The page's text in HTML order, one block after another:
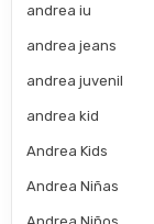
andrea iu
andrea jeans
andrea juvenil
andrea kid
Andrea Kids
Andrea Niñas